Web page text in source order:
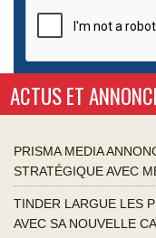
ACTUS ET
PRISMA MEDIA
STRATÉGIQUE AVEC
TINDER LARGUE LES
AVEC SA NOUVELLE